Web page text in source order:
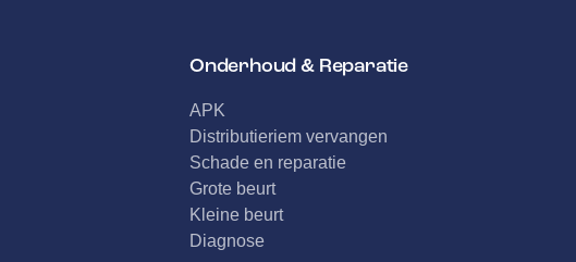
Onderhoud & Reparatie
APK
Distributieriem vervangen
Schade en reparatie
Grote beurt
Kleine beurt
Diagnose